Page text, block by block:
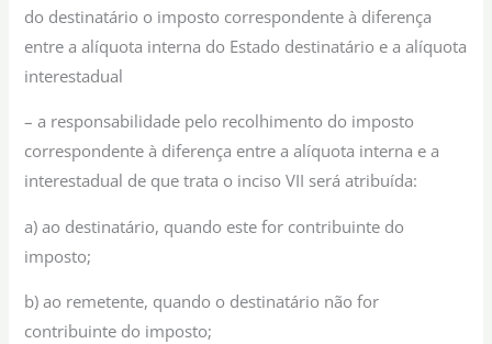
do destinatário o imposto correspondente à diferença
entre a alíquota interna do Estado destinatário e a alíquota
interestadual
– a responsabilidade pelo recolhimento do imposto
correspondente à diferença entre a alíquota interna e a
interestadual de que trata o inciso VII será atribuída:
a) ao destinatário, quando este for contribuinte do
imposto;
b) ao remetente, quando o destinatário não for
contribuinte do imposto;